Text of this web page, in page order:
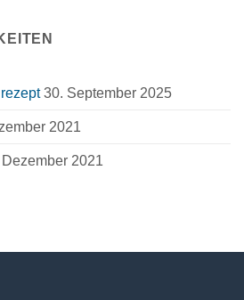
30. September 2025
2021
2021